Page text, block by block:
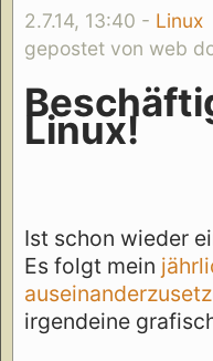
2.7.14, 13:40 - Linux
gepostet von web
Linux!
Ist schon wieder
Es folgt mein
irgendeine